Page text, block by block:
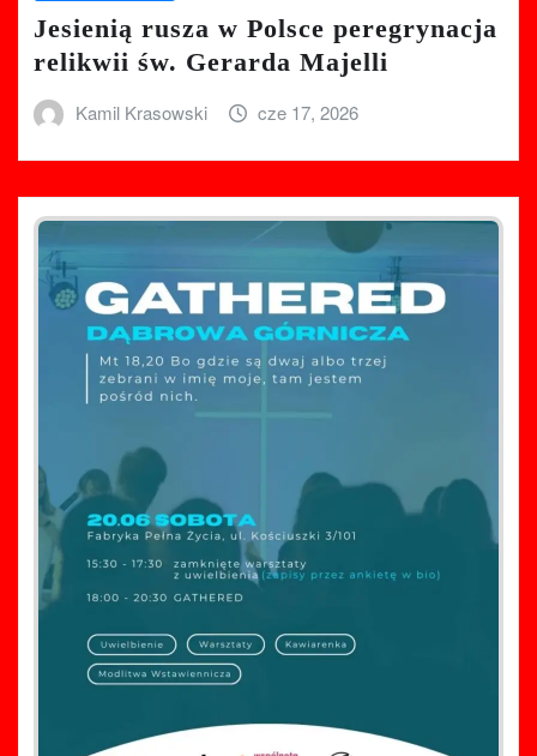
Jesienią rusza w Polsce peregrynacja
relikwii św. Gerarda Majelli
Kamil Krasowski cze 17, 2026